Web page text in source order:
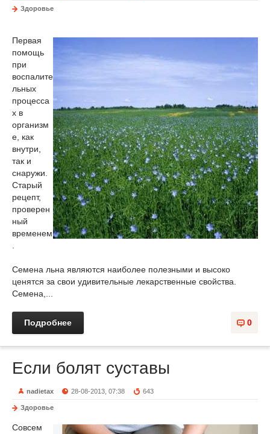
Здоровье
Первая
помощь
при
воспалите
льных
процесса
х в
организм
е, как
внутри,
так и
снаружи.
Старый
рецепт,
проверен
ный
временем
Семена льна являются наиболее полезными и высоко
ценятся за свои удивительные лекарственные свойства.
Семена,...
0
Подробнее
Если болят суставы
nadietax 28-08-2013, 07:38 643
Здоровье
Совсем